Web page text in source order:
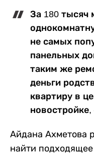
За 180 тысяч
не самых
панельных
таким же
деньги
квартиру в
новостройке,
Айдана Ахметова
найти